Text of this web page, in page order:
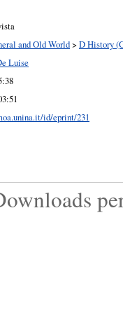
and Old World> D History
Luise
id/eprint/231